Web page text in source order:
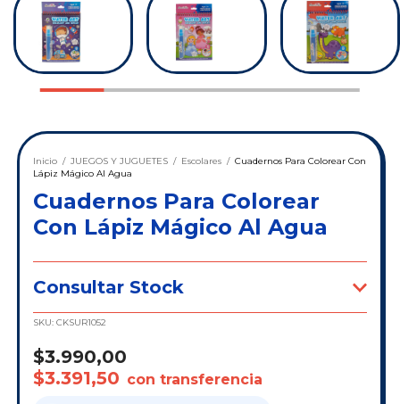
Inicio / JUEGOS Y JUGUETES / Escolares / Cuadernos Para Colorear Con
Lápiz Mágico Al Agua
Cuadernos Para Colorear
Con Lápiz Mágico Al Agua
Consultar Stock
SKU: CKSUR1052
$3.990,00
$3.391,50 con transferencia